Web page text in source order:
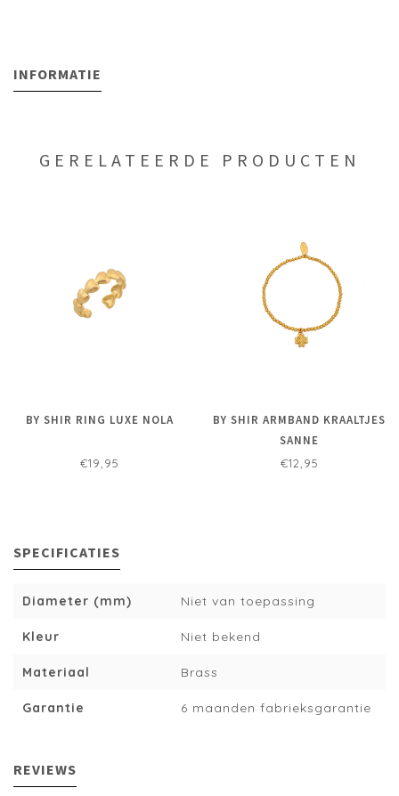
INFORMATIE
GERELATEERDE PRODUCTEN
BY SHIR RING LUXE NOLA
€19,95
BY SHIR ARMBAND KRAALTJES
SANNE
€12,95
SPECIFICATIES
Diameter (mm) Niet van toepassing
Kleur Niet bekend
Materiaal Brass
Garantie 6 maanden fabrieksgarantie
REVIEWS